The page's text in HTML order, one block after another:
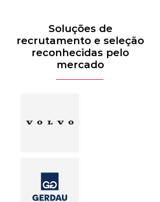
Soluções de
recrutamento e seleção
reconhecidas pelo
mercado